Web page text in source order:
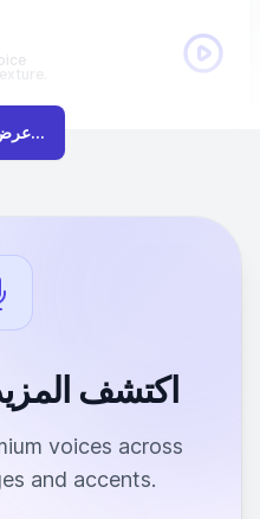
عرض المزيد...
اكتشف
voices across
and accents.